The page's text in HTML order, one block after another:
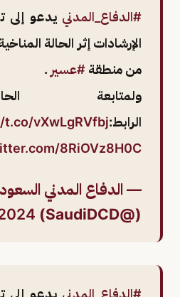
#الدفاع_المدني يدعو إلى
الإرشادات إثر الحالة
من منطقة #عسير .
ولمتابعة
الرابط:vXwLgRVfbj
8RiOVz8H0C
— الدفاع المدني
(@SaudiDCD)
#الدفاع_المدني يدعو إلى